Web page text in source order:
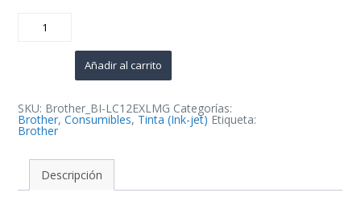
LC12E
Reemplaza
LC12EM
cantidad
Añadir al carrito
SKU: Brother_BI-LC12EXLMG Categorías:
Brother,Consumibles, Tinta (Ink-jet) Etiqueta:
Brother
Descripción